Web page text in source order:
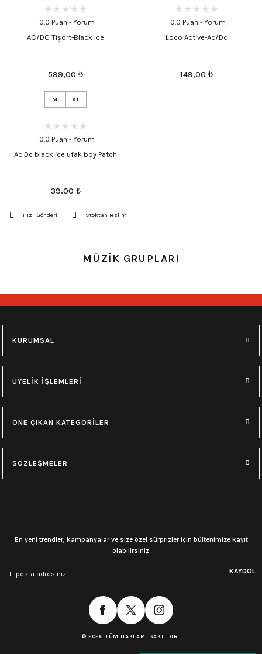
0.0 Puan - Yorum
AC/DC Tişört-Black Ice
599,00 ₺
M XL
0.0 Puan - Yorum
Loco Active-Ac/Dc
149,00 ₺
0.0 Puan - Yorum
Ac Dc black ice ufak boy Patch
39,00 ₺
Hızlı Gönderi Stoktan Teslim
MÜZİK GRUPLARI
KURUMSAL
ÜYELİK İŞLEMLERİ
ÖNE ÇIKAN KATEGORİLER
SÖZLEŞMELER
En yeni trendler, kampanyalar ve size özel sürprizler için bültenimize kayıt
olabilirsiniz.
KAYDOL
© 2026 TÜM HAKLARI SAKLIDIR.